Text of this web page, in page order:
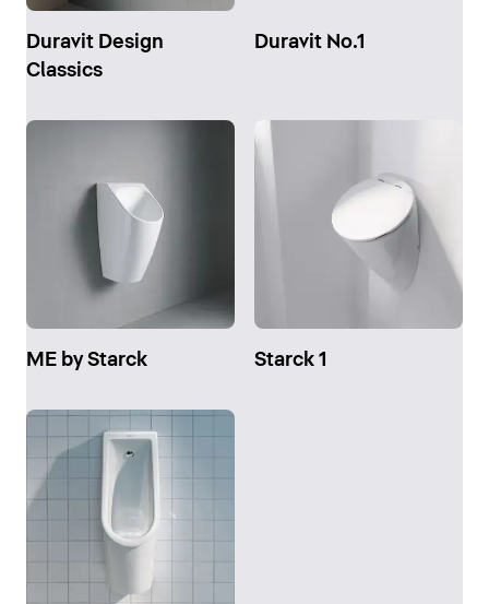
Duravit Design
Classics
Duravit No.1
ME by Starck Starck 1